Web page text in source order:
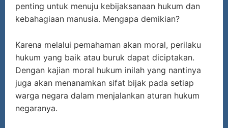
penting untuk menuju kebijaksanaan hukum dan
kebahagiaan manusia. Mengapa demikian?
Karena melalui pemahaman akan moral, perilaku
hukum yang baik atau buruk dapat diciptakan.
Dengan kajian moral hukum inilah yang nantinya
juga akan menanamkan sifat bijak pada setiap
warga negara dalam menjalankan aturan hukum
negaranya.